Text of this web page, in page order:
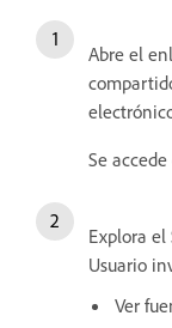
Abre el
Se
Explora
Usuario
Ver